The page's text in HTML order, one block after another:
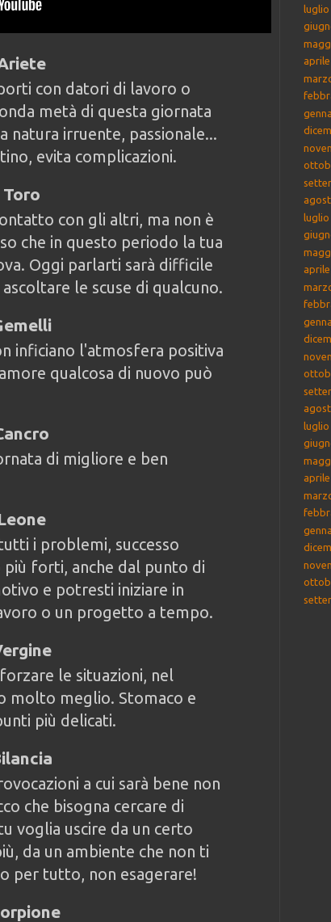
con datori di lavoro o
metà di questa giornata
natura irruente, passionale...
evita complicazioni.
Toro
con gli altri, ma non è
che in questo periodo la tua
Oggi parlarti sarà difficile
le scuse di qualcuno.
inficiano l'atmosfera positiva
qualcosa di nuovo può
di migliore e ben
i problemi, successo
forti, anche dal punto di
e potresti iniziare in
o un progetto a tempo.
le situazioni, nel
molto meglio. Stomaco e
più delicati.
a cui sarà bene non
che bisogna cercare di
voglia uscire da un certo
da un ambiente che non ti
per tutto, non esagerare!
luglio
luglio
luglio